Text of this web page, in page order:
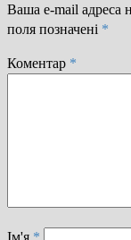
Ваша e-mail адреса
поля позначені *
Коментар *
Ім'я *